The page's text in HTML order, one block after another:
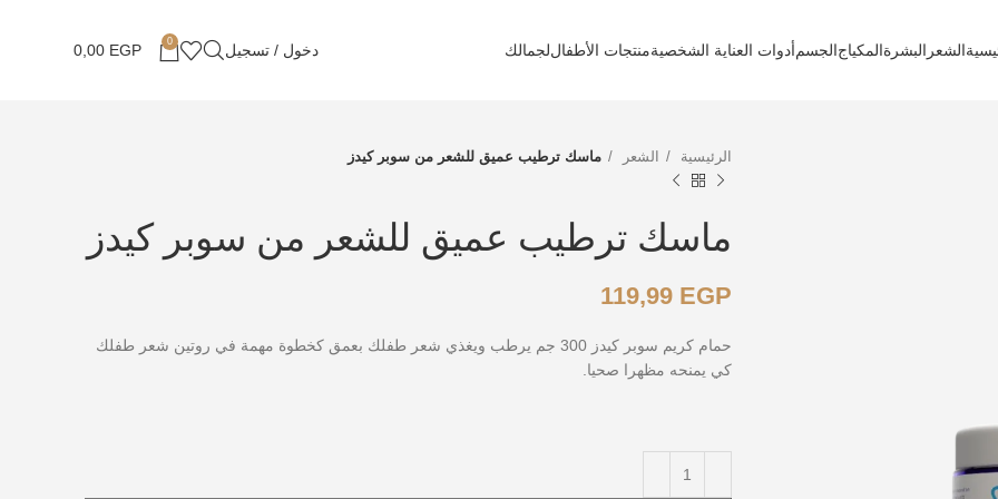
الشعر البشرةالمكياجالجسمأدوات العناية الشخصيةمنتجات الأطفاللجمالك دخول / تسجيل 0
0,00 EGP
الرئيسية الشعر ماسك ترطيب عميق للشعر من سوبر كيدز
ماسك ترطيب عميق للشعر من سوبر كيدز
119,99 EGP
حمام كريم سوبر كيدز 300 جم يرطب ويغذي شعر طفلك بعمق كخطوة مهمة في روتين شعر طفلك
كي يمنحه مظهرا صحيا.